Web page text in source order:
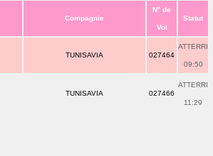
Compagnie
N° de
Vol
Statut
TUNISAVIA 027464
ATTERRI
09:50
TUNISAVIA 027466
ATTERRI
11:29